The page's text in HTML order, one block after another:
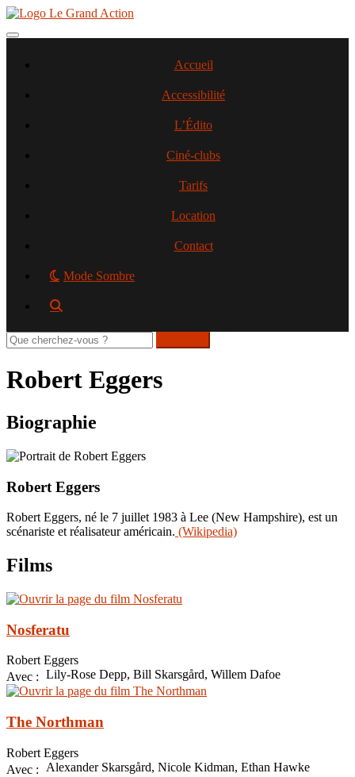
Aller
contenu
Toggle navigation
Accueil
Accessibilité
L’Édito
Ciné-clubs
Tarifs
Location
Contact
Mode Sombre
Rechercher
sur
site
Robert Eggers
Biographie
Robert Eggers
Robert Eggers, né le 7 juillet 1983 à Lee (New Hampshire), est un
scénariste et réalisateur américain. (Wikipedia)
Films
Nosferatu
Robert Eggers
Avec : Lily-Rose Depp, Bill Skarsgård, Willem Dafoe
The Northman
Robert Eggers
Avec :
Alexander Skarsgård, Nicole Kidman, Ethan Hawke